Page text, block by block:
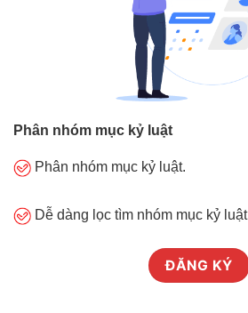
Phân nhóm mục kỷ luật
Phân nhóm mục kỷ luật.
Dễ dàng lọc tìm nhóm mục kỷ luật
ĐĂNG KÝ